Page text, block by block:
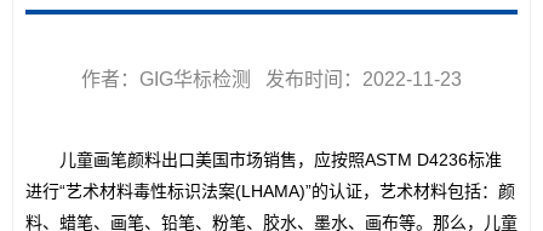
作者：GIG华标检测 发布时间：2022-11-23
儿童画笔颜料出口美国市场销售，应按照ASTM D4236标准
进行“艺术材料毒性标识法案(LHAMA)”的认证，艺术材料包括：颜
料、蜡笔、画笔、铅笔、粉笔、胶水、墨水、画布等。那么，儿童